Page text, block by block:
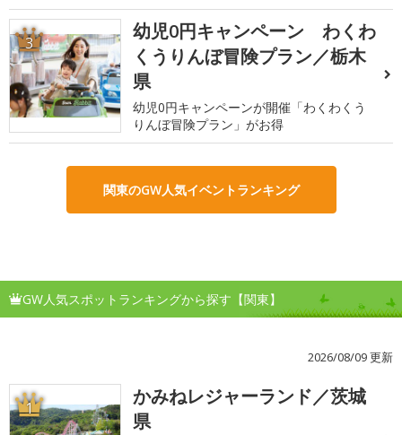
3
幼児0円キャンペーン わくわ
くうりんぼ冒険プラン／栃木
県
幼児0円キャンペーンが開催「わくわくう
りんぼ冒険プラン」がお得
関東のGW人気イベントランキング
GW人気スポットランキングから探す【関東】
2026/08/09 更新
1
かみねレジャーランド／茨城
県